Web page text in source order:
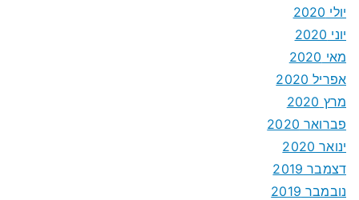
יולי 2020
יוני 2020
מאי 2020
אפריל 2020
מרץ 2020
פברואר 2020
ינואר 2020
דצמבר 2019
נובמבר 2019